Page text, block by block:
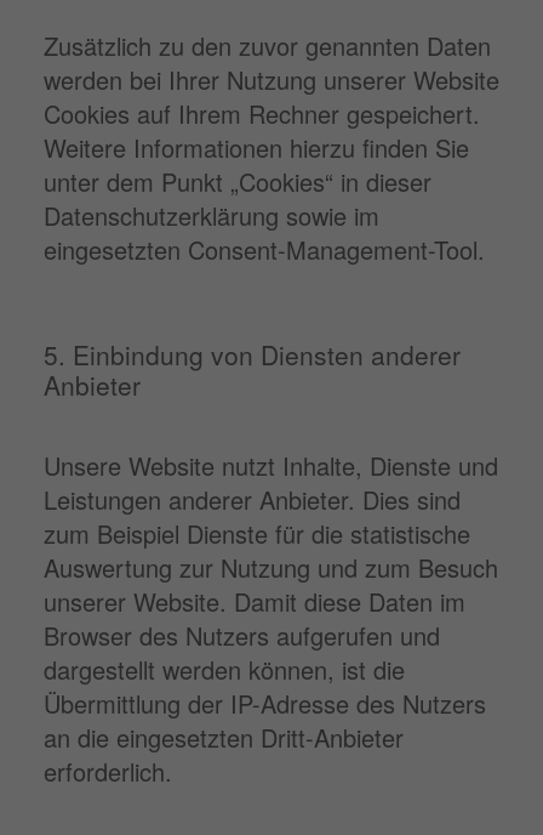
Zusätzlich zu den zuvor genannten Daten
werden bei Ihrer Nutzung unserer Website
Cookies auf Ihrem Rechner gespeichert.
Weitere Informationen hierzu finden Sie
unter dem Punkt „Cookies“ in dieser
Datenschutzerklärung sowie im
eingesetzten Consent-Management-Tool.
5. Einbindung von Diensten anderer
Anbieter
Unsere Website nutzt Inhalte, Dienste und
Leistungen anderer Anbieter. Dies sind
zum Beispiel Dienste für die statistische
Auswertung zur Nutzung und zum Besuch
unserer Website. Damit diese Daten im
Browser des Nutzers aufgerufen und
dargestellt werden können, ist die
Übermittlung der IP-Adresse des Nutzers
an die eingesetzten Dritt-Anbieter
erforderlich.